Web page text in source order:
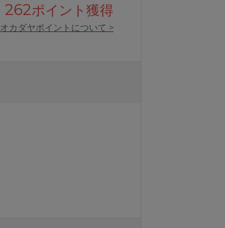
262ポイント獲得
オカダヤポイントについて >